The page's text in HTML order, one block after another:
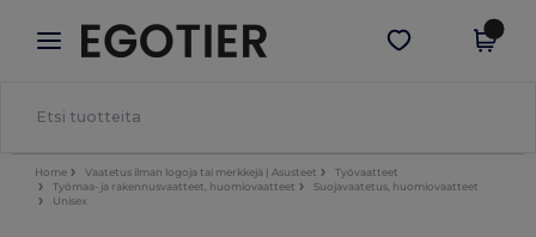
× Egotier-sovellus
Paremmat hinnat appissa!
Hae sovellus
Home Vaatetus ilman logoja tai merkkejä | Asusteet
Työvaatteet
Työmaa- ja rakennusvaatteet, huomiovaatteet
Suojavaatetus, huomiovaatteet
Unisex